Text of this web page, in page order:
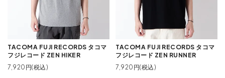
TACOMA FUJI RECORDS タコマ
フジレコード ZEN HIKER
7,920円(税込)
TACOMA FUJI RECORDS タコマ
フジレコード ZEN RUNNER
7,920円(税込)